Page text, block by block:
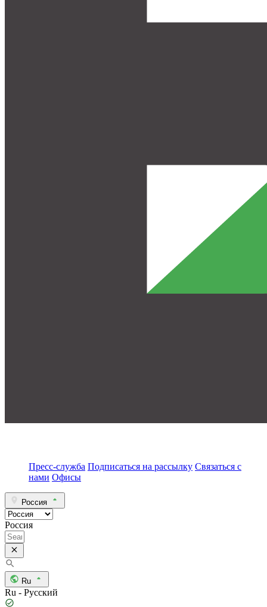
Пресс-служба Подписаться на рассылку Связаться с
нами Офисы
Россия
Россия
Ru
Ru - Русский